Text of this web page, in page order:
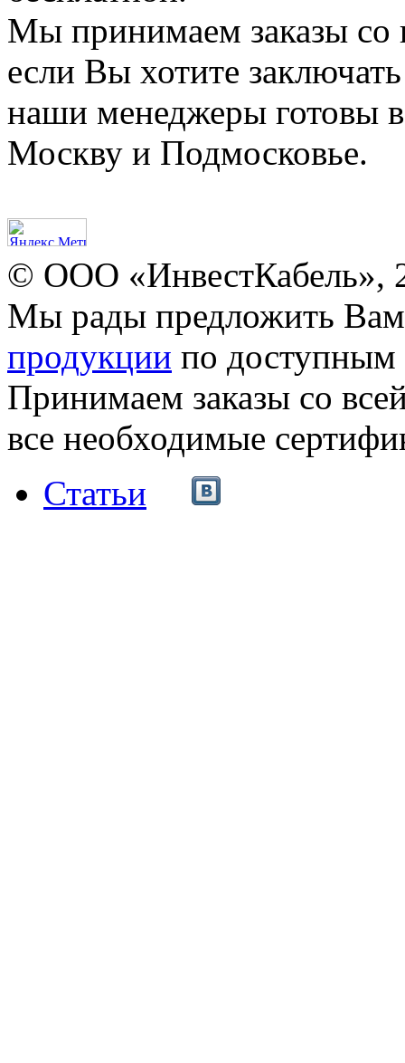
Мы принимаем заказы со
если Вы хотите
наши менеджеры готовы
Москву и Подмосковье.
© ООО «ИнвестКабель»,
Мы рады предложить
продукции по доступным
Принимаем заказы со
все необходимые
Статьи